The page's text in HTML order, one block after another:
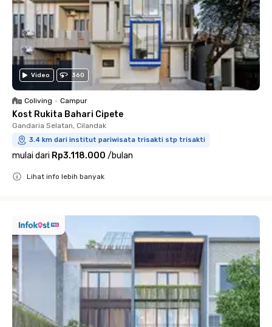
Video 360
Coliving • Campur
Kost Rukita Bahari Cipete
Gandaria Selatan, Cilandak
3.4 km dari institut pariwisata trisakti stp trisakti
mulai dari Rp3.118.000 /bulan
Lihat info lebih banyak